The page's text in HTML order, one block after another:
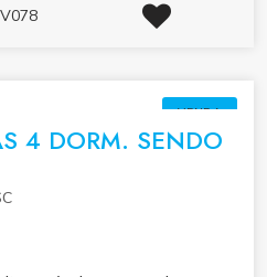
oferece piscina, salão
V078
VENDA
4 DORM. SENDO